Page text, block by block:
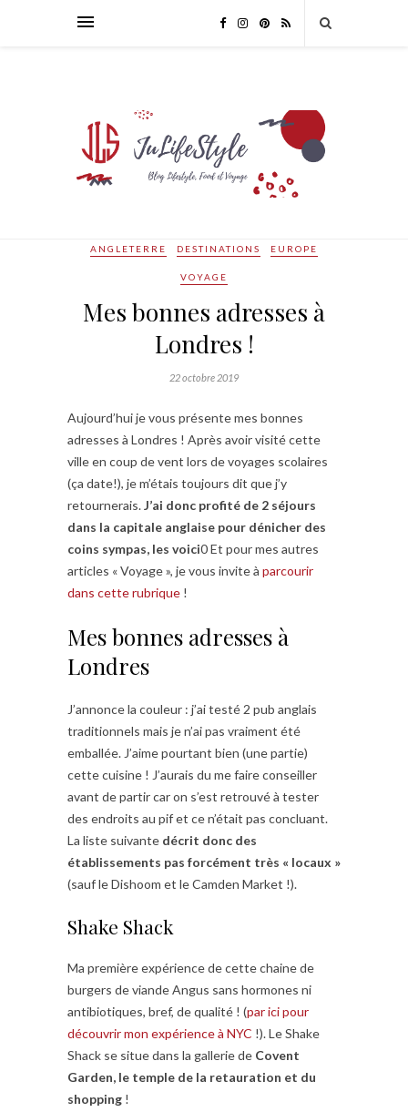
ANGLETERRE DESTINATIONS EUROPE
VOYAGE
Mes bonnes adresses à
Londres !
22 octobre 2019
Aujourd’hui je vous présente mes bonnes
adresses à Londres ! Après avoir visité cette
ville en coup de vent lors de voyages scolaires
(ça date!), je m’étais toujours dit que j’y
retournerais.J’ai donc profité de 2 séjours
dans la capitale anglaise pour dénicher des
coins sympas, les voici0 Et pour mes autres
articles « Voyage », je vous invite à parcourir
dans cette rubrique !
Mes bonnes adresses à
Londres
J’annonce la couleur : j’ai testé 2 pub anglais
traditionnels mais je n’ai pas vraiment été
emballée. J’aime pourtant bien (une partie)
cette cuisine ! J’aurais du me faire conseiller
avant de partir car on s’est retrouvé à tester
des endroits au pif et ce n’était pas concluant.
La liste suivante décrit donc des
établissements pas forcément très « locaux »
(sauf le Dishoom et le Camden Market !).
Shake Shack
Ma première expérience de cette chaine de
burgers de viande Angus sans hormones ni
antibiotiques, bref, de qualité ! (par ici pour
découvrir mon expérience à NYC !). Le Shake
Shack se situe dans la gallerie de Covent
Garden, le temple de la retauration et du
shopping !